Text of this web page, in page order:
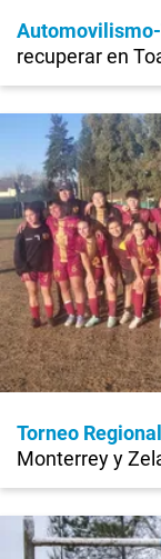
recuperar en
Torneo
Monterrey y